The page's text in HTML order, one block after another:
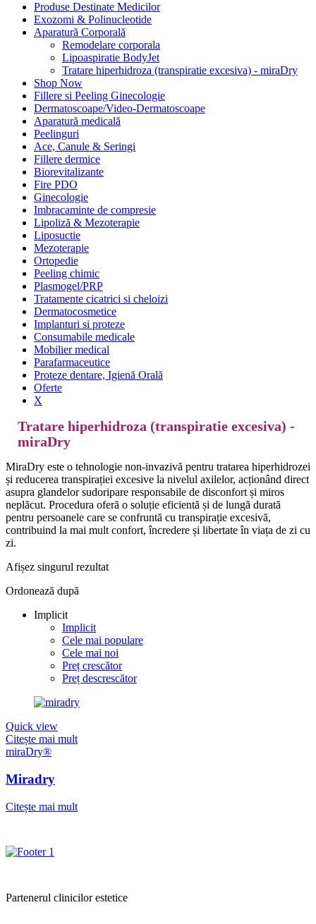
Produse Destinate Medicilor
Exozomi & Polinucleotide
Aparatură Corporală
Remodelare corporala
Lipoaspiratie BodyJet
Tratare hiperhidroza (transpiratie excesiva) - miraDry
Shop Now
Fillere si Peeling Ginecologie
Dermatoscoape/Video-Dermatoscoape
Aparatură medicală
Peelinguri
Ace, Canule & Seringi
Fillere dermice
Biorevitalizante
Fire PDO
Ginecologie
Imbracaminte de compresie
Lipoliză & Mezoterapie
Liposuctie
Mezoterapie
Ortopedie
Peeling chimic
Plasmogel/PRP
Tratamente cicatrici si cheloizi
Dermatocosmetice
Implanturi si proteze
Consumabile medicale
Mobilier medical
Parafarmaceutice
Proteze dentare, Igienă Orală
Oferte
X
Tratare hiperhidroza (transpiratie excesiva) -
miraDry
MiraDry este o tehnologie non-invazivă pentru tratarea hiperhidrozei
și reducerea transpirației excesive la nivelul axilelor, acționând direct
asupra glandelor sudoripare responsabile de disconfort și miros
neplăcut. Procedura oferă o soluție eficientă și de lungă durată
pentru persoanele care se confruntă cu transpirație excesivă,
contribuind la mai mult confort, încredere și libertate în viața de zi cu
zi.
Afișez singurul rezultat
Ordonează după
Implicit
Implicit
Cele mai populare
Cele mai noi
Preț crescător
Preț descrescător
Quick view
Citește mai mult
miraDry®
Miradry
Citește mai mult
Partenerul clinicilor estetice